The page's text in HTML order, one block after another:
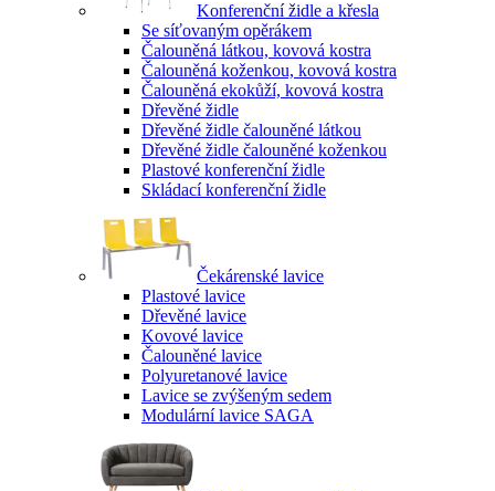
Konferenční židle a křesla
Se síťovaným opěrákem
Čalouněná látkou, kovová kostra
Čalouněná koženkou, kovová kostra
Čalouněná ekokůží, kovová kostra
Dřevěné židle
Dřevěné židle čalouněné látkou
Dřevěné židle čalouněné koženkou
Plastové konferenční židle
Skládací konferenční židle
Čekárenské lavice
Plastové lavice
Dřevěné lavice
Kovové lavice
Čalouněné lavice
Polyuretanové lavice
Lavice se zvýšeným sedem
Modulární lavice SAGA